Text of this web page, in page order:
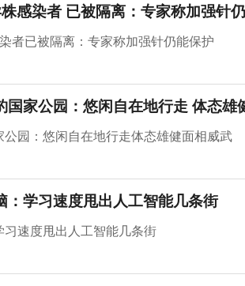
感染者 已被隔离：专家称加强针
者已被隔离：专家称加强针仍能保护
国家公园：悠闲自在地行走 体态雄
园：悠闲自在地行走体态雄健面相威武
：学习速度甩出人工智能几条街
速度甩出人工智能几条街